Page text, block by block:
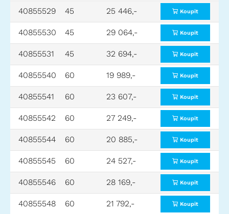
40855529 45 25 446,- Koupit
40855530 45 29 064,- Koupit
40855531 45 32 694,- Koupit
40855540 60 19 989,- Koupit
40855541 60 23 607,- Koupit
40855542 60 27 249,- Koupit
40855544 60 20 885,- Koupit
40855545 60 24 527,- Koupit
40855546 60 28 169,- Koupit
40855548 60 21 792,- Koupit